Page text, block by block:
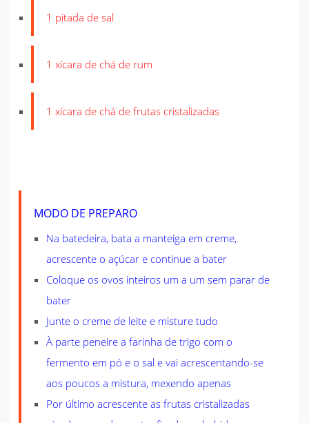
1 pitada de sal
1 xícara de chá de rum
1 xícara de chá de frutas cristalizadas
MODO DE PREPARO
Na batedeira, bata a manteiga em creme,
acrescente o açúcar e continue a bater
Coloque os ovos inteiros um a um sem parar de
bater
Junte o creme de leite e misture tudo
À parte peneire a farinha de trigo com o
fermento em pó e o sal e vai acrescentando-se
aos poucos a mistura, mexendo apenas
Por último acrescente as frutas cristalizadas